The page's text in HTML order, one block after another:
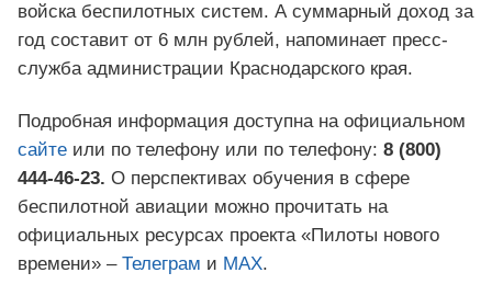
войска беспилотных систем. А суммарный доход за
год составит от 6 млн рублей, напоминает пресс-
служба администрации Краснодарского края.
Подробная информация доступна на официальном
сайте или по телефону или по телефону: 8 (800)
444-46-23. О перспективах обучения в сфере
беспилотной авиации можно прочитать на
официальных ресурсах проекта «Пилоты нового
времени» – Телеграм и МАХ.